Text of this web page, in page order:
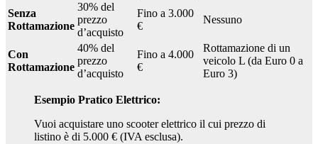
Senza
Rottamazione
30% del
prezzo
d’acquisto
Fino a 3.000
€
Nessuno
Con
Rottamazione
40% del
prezzo
d’acquisto
Fino a 4.000
€
Rottamazione di un
veicolo L (da Euro 0 a
Euro 3)
Esempio Pratico Elettrico:
Vuoi acquistare uno scooter elettrico il cui prezzo di
listino è di 5.000 € (IVA esclusa).